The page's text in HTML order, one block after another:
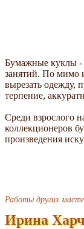
Бумажные куклы -
занятий. По мимо
вырезать одежду,
терпение,
Среди взрослого
коллекционеров
произведения
Работы других
Ирина